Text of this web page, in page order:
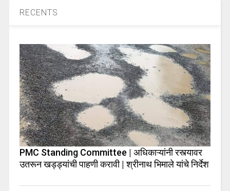
RECENTS
PMC Standing Committee | अधिकाऱ्यांनी रस्त्यावर
उतरून खड्ड्यांची पाहणी करावी | श्रीनाथ भिमाले यांचे निर्देश